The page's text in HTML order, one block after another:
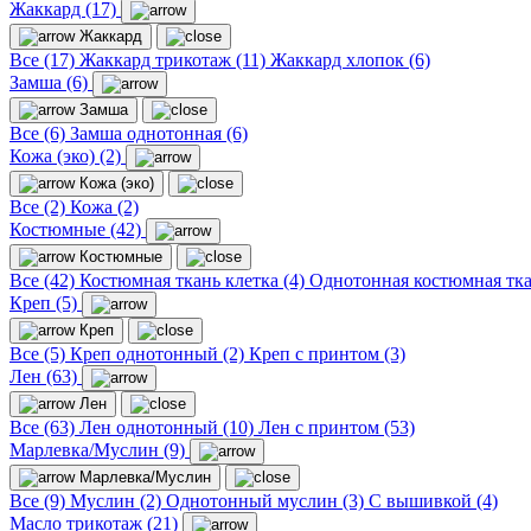
Жаккард (17)
Жаккард
Все (17) Жаккард трикотаж (11) Жаккард хлопок (6)
Замша (6)
Замша
Все (6) Замша однотонная (6)
Кожа (эко) (2)
Кожа (эко)
Все (2) Кожа (2)
Костюмные (42)
Костюмные
Все (42) Костюмная ткань клетка (4) Однотонная костюмная
Креп (5)
Креп
Все (5) Креп однотонный (2) Креп с принтом (3)
Лен (63)
Лен
Все (63) Лен однотонный (10) Лен с принтом (53)
Марлевка/Муслин (9)
Марлевка/Муслин
Все (9) Муслин (2) Однотонный муслин (3) С вышивкой (4)
Масло трикотаж (21)